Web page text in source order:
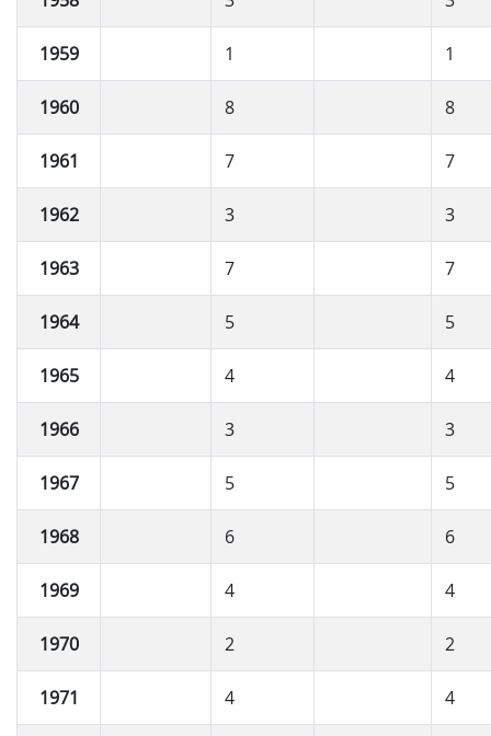
1959 1 1
1960 8 8
1961 7 7
1962 3 3
1963 7 7
1964 5 5
1965 4 4
1966 3 3
1967 5 5
1968 6 6
1969 4 4
1970 2 2
1971 4 4